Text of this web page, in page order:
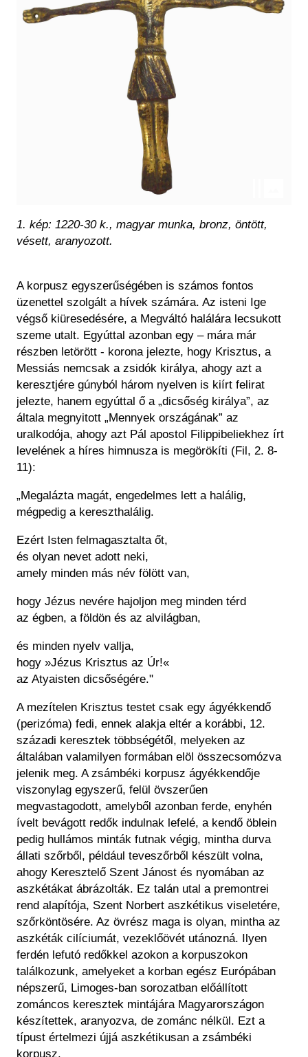
1. kép: 1220-30 k., magyar munka, bronz, öntött,
vésett, aranyozott.
A korpusz egyszerűségében is számos fontos
üzenettel szolgált a hívek számára. Az isteni Ige
végső kiüresedésére, a Megváltó halálára lecsukott
szeme utalt. Egyúttal azonban egy – mára már
részben letörött - korona jelezte, hogy Krisztus, a
Messiás nemcsak a zsidók királya, ahogy azt a
keresztjére gúnyból három nyelven is kiírt felirat
jelezte, hanem egyúttal ő a „dicsőség királya”, az
általa megnyitott „Mennyek országának” az
uralkodója, ahogy azt Pál apostol Filippibeliekhez írt
levelének a híres himnusza is megörökíti (Fil, 2. 8-
11):
„Megalázta magát, engedelmes lett a halálig,
mégpedig a kereszthalálig.
Ezért Isten felmagasztalta őt,
és olyan nevet adott neki,
amely minden más név fölött van,
hogy Jézus nevére hajoljon meg minden térd
az égben, a földön és az alvilágban,
és minden nyelv vallja,
hogy »Jézus Krisztus az Úr!«
az Atyaisten dicsőségére."
A mezítelen Krisztus testet csak egy ágyékkendő
(perizóma) fedi, ennek alakja eltér a korábbi, 12.
századi keresztek többségétől, melyeken az
általában valamilyen formában elöl összecsomózva
jelenik meg. A zsámbéki korpusz ágyékkendője
viszonylag egyszerű, felül övszerűen
megvastagodott, amelyből azonban ferde, enyhén
ívelt bevágott redők indulnak lefelé, a kendő öblein
pedig hullámos minták futnak végig, mintha durva
állati szőrből, például teveszőrből készült volna,
ahogy Keresztelő Szent Jánost és nyomában az
aszkétákat ábrázolták. Ez talán utal a premontrei
rend alapítója, Szent Norbert aszkétikus viseletére,
szőrköntösére. Az övrész maga is olyan, mintha az
aszkéták cilíciumát, vezeklőövét utánozná. Ilyen
ferdén lefutó redőkkel azokon a korpuszokon
találkozunk, amelyeket a korban egész Európában
népszerű, Limoges-ban sorozatban előállított
zománcos keresztek mintájára Magyarországon
készítettek, aranyozva, de zománc nélkül. Ezt a
típust értelmezi újjá aszkétikusan a zsámbéki
korpusz.